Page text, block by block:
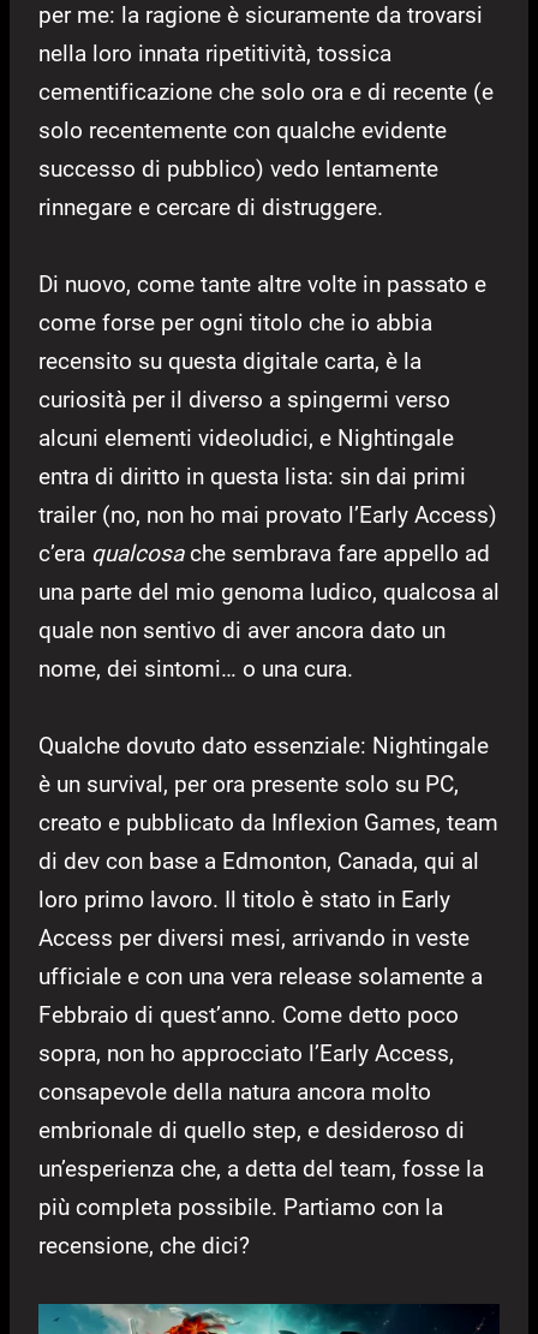
per me: la ragione è sicuramente da trovarsi
nella loro innata ripetitività, tossica
cementificazione che solo ora e di recente (e
solo recentemente con qualche evidente
successo di pubblico) vedo lentamente
rinnegare e cercare di distruggere.
Di nuovo, come tante altre volte in passato e
come forse per ogni titolo che io abbia
recensito su questa digitale carta, è la
curiosità per il diverso a spingermi verso
alcuni elementi videoludici, e Nightingale
entra di diritto in questa lista: sin dai primi
trailer (no, non ho mai provato l’Early Access)
c’era qualcosache sembrava fare appello ad
una parte del mio genoma ludico, qualcosa al
quale non sentivo di aver ancora dato un
nome, dei sintomi… o una cura.
Qualche dovuto dato essenziale: Nightingale
è un survival, per ora presente solo su PC,
creato e pubblicato da Inflexion Games, team
di dev con base a Edmonton, Canada, qui al
loro primo lavoro. Il titolo è stato in Early
Access per diversi mesi, arrivando in veste
ufficiale e con una vera release solamente a
Febbraio di quest’anno. Come detto poco
sopra, non ho approcciato l’Early Access,
consapevole della natura ancora molto
embrionale di quello step, e desideroso di
un’esperienza che, a detta del team, fosse la
più completa possibile. Partiamo con la
recensione, che dici?